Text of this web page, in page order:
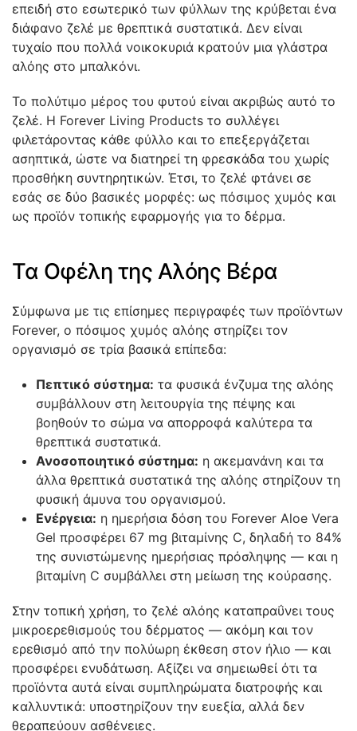
επειδή στο εσωτερικό των φύλλων της κρύβεται ένα
διάφανο ζελέ με θρεπτικά συστατικά. Δεν είναι
τυχαίο που πολλά νοικοκυριά κρατούν μια γλάστρα
αλόης στο μπαλκόνι.
Το πολύτιμο μέρος του φυτού είναι ακριβώς αυτό το
ζελέ. Η Forever Living Products το συλλέγει
φιλετάροντας κάθε φύλλο και το επεξεργάζεται
ασηπτικά, ώστε να διατηρεί τη φρεσκάδα του χωρίς
προσθήκη συντηρητικών. Έτσι, το ζελέ φτάνει σε
εσάς σε δύο βασικές μορφές: ως πόσιμος χυμός και
ως προϊόν τοπικής εφαρμογής για το δέρμα.
Τα Οφέλη της Αλόης Βέρα
Σύμφωνα με τις επίσημες περιγραφές των προϊόντων
Forever, ο πόσιμος χυμός αλόης στηρίζει τον
οργανισμό σε τρία βασικά επίπεδα:
Πεπτικό σύστημα: τα φυσικά ένζυμα της αλόης
συμβάλλουν στη λειτουργία της πέψης και
βοηθούν το σώμα να απορροφά καλύτερα τα
θρεπτικά συστατικά.
Ανοσοποιητικό σύστημα: η ακεμανάνη και τα
άλλα θρεπτικά συστατικά της αλόης στηρίζουν τη
φυσική άμυνα του οργανισμού.
Ενέργεια: η ημερήσια δόση του Forever Aloe Vera
Gel προσφέρει 67 mg βιταμίνης C, δηλαδή το 84%
της συνιστώμενης ημερήσιας πρόσληψης — και η
βιταμίνη C συμβάλλει στη μείωση της κούρασης.
Στην τοπική χρήση, το ζελέ αλόης καταπραΰνει τους
μικροερεθισμούς του δέρματος — ακόμη και τον
ερεθισμό από την πολύωρη έκθεση στον ήλιο — και
προσφέρει ενυδάτωση. Αξίζει να σημειωθεί ότι τα
προϊόντα αυτά είναι συμπληρώματα διατροφής και
καλλυντικά: υποστηρίζουν την ευεξία, αλλά δεν
θεραπεύουν ασθένειες.